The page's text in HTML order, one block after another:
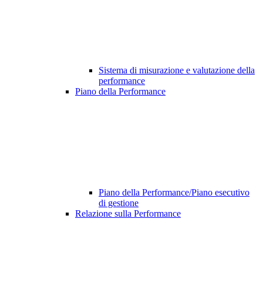
Sistema di misurazione e valutazione della
performance
Piano della Performance
Piano della Performance/Piano esecutivo
di gestione
Relazione sulla Performance